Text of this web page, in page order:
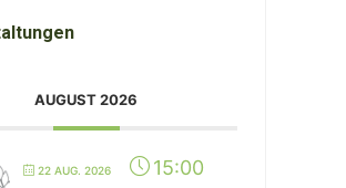
AUGUST 2026
22 AUG. 2026 15:00